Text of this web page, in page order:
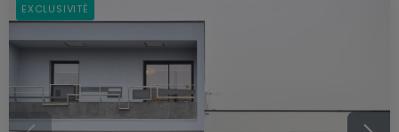
EXCLUSIVITÉ